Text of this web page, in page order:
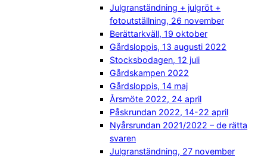
Julgranständning + julgröt +
fotoutställning, 26 november
Berättarkväll, 19 oktober
Gårdsloppis, 13 augusti 2022
Stocksbodagen, 12 juli
Gårdskampen 2022
Gårdsloppis, 14 maj
Årsmöte 2022, 24 april
Påskrundan 2022, 14-22 april
Nyårsrundan 2021/2022 – de rätta
svaren
Julgranständning, 27 november